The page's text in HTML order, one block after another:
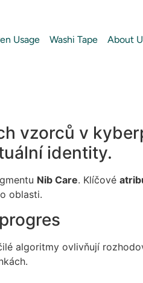
Usage Washi Tape About
vzorců v
identity.
Nib Care. Klíčové
oblasti.
algoritmy ovlivňují